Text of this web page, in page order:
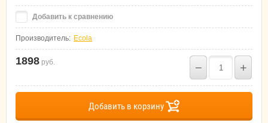
Добавить к сравнению
Производитель: Ecola
1898 руб. − +
Добавить в корзину